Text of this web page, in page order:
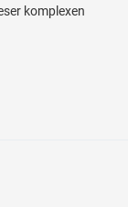
komplexen